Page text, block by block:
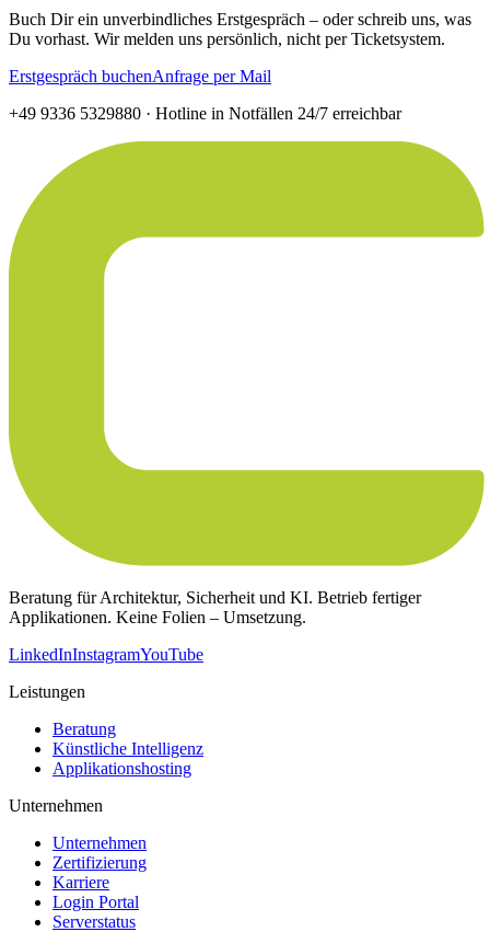
Buch Dir ein unverbindliches Erstgespräch – oder schreib uns, was
Du vorhast. Wir melden uns persönlich, nicht per Ticketsystem.
Erstgespräch buchenAnfrage per Mail
+49 9336 5329880 · Hotline in Notfällen 24/7 erreichbar
Beratung für Architektur, Sicherheit und KI. Betrieb fertiger
Applikationen. Keine Folien – Umsetzung.
LinkedInInstagramYouTube
Leistungen
Beratung
Künstliche Intelligenz
Applikationshosting
Unternehmen
Unternehmen
Zertifizierung
Karriere
Login Portal
Serverstatus